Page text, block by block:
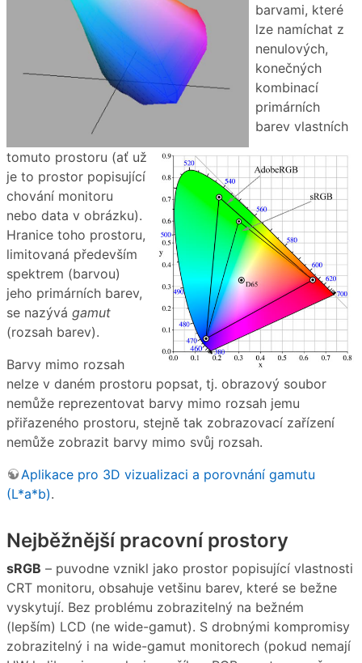
barvami, které
lze namíchat z
nenulových,
konečných
kombinací
primárních
barev vlastních
tomuto prostoru (ať už
je to prostor popisující
chování monitoru
nebo data v obrázku).
Hranice toho prostoru,
limitovaná především
spektrem (barvou)
jeho primárních barev,
se nazývá gamut
(rozsah barev).
Barvy mimo rozsah
nelze v daném prostoru popsat, tj. obrazový soubor
nemůže reprezentovat barvy mimo rozsah jemu
přiřazeného prostoru, stejně tak zobrazovací zařízení
nemůže zobrazit barvy mimo svůj rozsah.
Aplikace pro 3D vizualizaci a porovnání gamutu
(L*a*b).
Nejběžnější pracovní prostory
sRGB – puvodne vznikl jako prostor popisující vlastnosti
CRT monitoru, obsahuje vetšinu barev, které se bežne
vyskytují. Bez problému zobrazitelný na bežném
(lepším) LCD (ne wide-gamut). S drobnými kompromisy
zobrazitelný i na wide-gamut monitorech (pokud nemají